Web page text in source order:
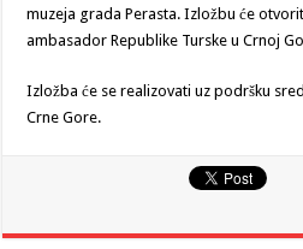
muzeja grada Perasta. Izložbu će
ambasador Republike Turske u Crnoj
Izložba će se realizovati uz podršku
Crne Gore.